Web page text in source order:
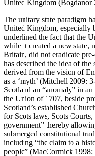
United Kingdom (Bogdanor
The unitary state paradigm
United Kingdom, especially
underlined the fact that the
while it created a new state,
Britain, did not eradicate
has described the idea of
derived from the vision of
as a ‘myth’ (Mitchell 2009:
Scotland an “anomaly” in
the Union of 1707, beside
Scotland’s established
for Scots laws, Scots
government” thereby
submerged constitutional
including “the claim to a
people” (MacCormick 1998: